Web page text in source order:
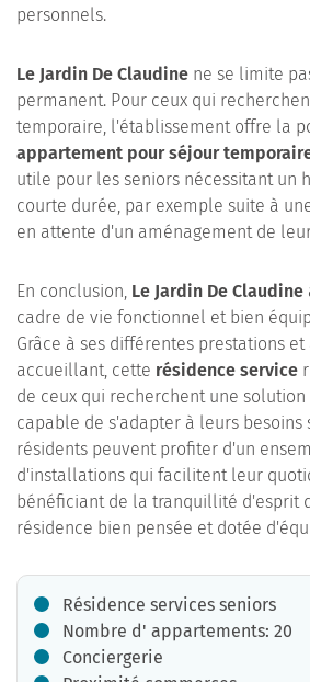
personnels.
Le Jardin De Claudine ne se limite
permanent. Pour ceux qui
temporaire, l'établissement offre la
appartement pour séjour
utile pour les seniors nécessitant un
courte durée, par exemple suite à
en attente d'un aménagement de
En conclusion, Le Jardin De Claudine
cadre de vie fonctionnel et bien
Grâce à ses différentes prestations
accueillant, cette résidence service
de ceux qui recherchent une
capable de s'adapter à leurs besoins
résidents peuvent profiter d'un
d'installations qui facilitent leur
bénéficiant de la tranquillité d'esprit
résidence bien pensée et dotée
Résidence services seniors
Nombre d' appartements: 20
Conciergerie